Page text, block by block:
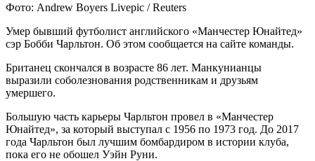
Фото: Andrew Boyers Livepic / Reuters
Умер бывший футболист английского «Манчестер Юнайтед»
сэр Бобби Чарльтон. Об этом сообщается на сайте команды.
Британец скончался в возрасте 86 лет. Манкунианцы
выразили соболезнования родственникам и друзьям
умершего.
Большую часть карьеры Чарльтон провел в «Манчестер
Юнайтед», за который выступал с 1956 по 1973 год. До 2017
года Чарльтон был лучшим бомбардиром в истории клуба,
пока его не обошел Уэйн Руни.